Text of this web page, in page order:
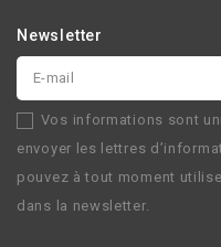
Newsletter
Vos informations sont
envoyer les lettres
pouvez à tout moment
dans la newsletter.